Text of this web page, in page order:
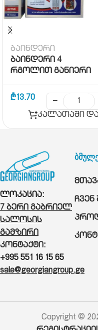
ბაინდერი
ბაინდერი 4
რგოლით განიერი
₾13.70 −
კალათაში
ლოკაცია:
7 ბერი გაბრიელ
სალოსის
გამზირი
კონტაქტი:
+995 551 16 15 65
sale@georgiangroup.ge
ჩვენ
Copyright ©